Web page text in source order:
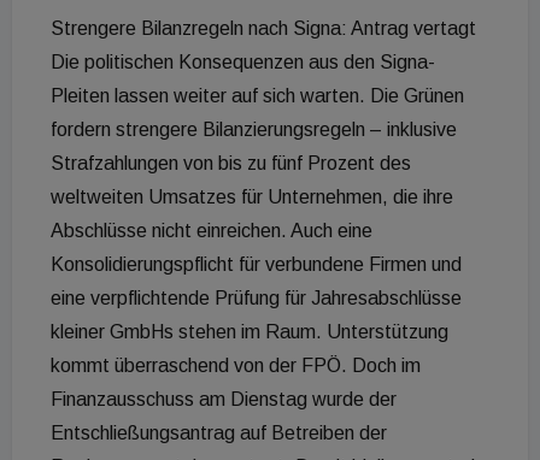
Strengere Bilanzregeln nach Signa: Antrag vertagt
Die politischen Konsequenzen aus den Signa-
Pleiten lassen weiter auf sich warten. Die Grünen
fordern strengere Bilanzierungsregeln – inklusive
Strafzahlungen von bis zu fünf Prozent des
weltweiten Umsatzes für Unternehmen, die ihre
Abschlüsse nicht einreichen. Auch eine
Konsolidierungspflicht für verbundene Firmen und
eine verpflichtende Prüfung für Jahresabschlüsse
kleiner GmbHs stehen im Raum. Unterstützung
kommt überraschend von der FPÖ. Doch im
Finanzausschuss am Dienstag wurde der
Entschließungsantrag auf Betreiben der